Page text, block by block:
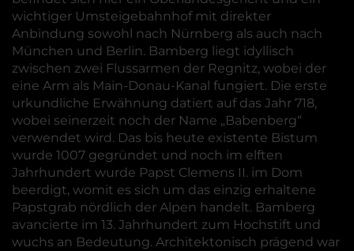
wichtiger Umsteigebahnhof mit direkter
Anbindung sowohl nach Nürnberg als auch nach
München und Berlin. Bamberg liegt idyllisch
zwischen zwei Flussarmen der Regnitz, wobei der
eine Arm als Main-Donau-Kanal fungiert. Die erste
urkundliche Erwähnung datiert auf das Jahr 718,
wobei seinerzeit noch der Name „Babenberg“
verwendet wird. Das bis heute existente Bistum
wurde 1007 gegründet und noch im elften
Jahrhundert wurde Papst Clemens II. im Dom
beerdigt, womit es sich um das einzig erhaltene
Papstgrab nördlich der Alpen handelt. Bamberg
avancierte im 13. Jahrhundert zum Hochstift und
wuchs an Bedeutung. Architektonisch prägend war